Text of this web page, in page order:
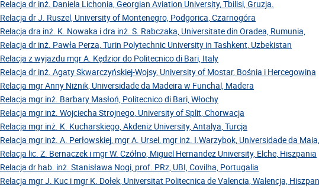
Relacja dr inż. Daniela Lichonia, Georgian Aviation University, Tbilisi, Gruzja.
Relacja dr J. Ruszel, University of Montenegro, Podgorica, Czarnogóra
Relacja dra inż. K. Nowaka i dra inż. S. Rabczaka, Universitate din Oradea, Rumunia,
Relacja dr inż. Pawła Perza, Turin Polytechnic University in Tashkent, Uzbekistan
Relacja z wyjazdu mgr A. Kędzior do Politecnico di Bari, Italy
Relacja dr inż. Agaty Skwarczyńskiej-Wojsy, University of Mostar, Bośnia i Hercegowina
Relacja mgr Anny Niżnik, Universidade da Madeira w Funchal, Madera
Relacja mgr inż. Barbary Masłoń, Politecnico di Bari, Włochy
Relacja mgr inż. Wojciecha Strojnego, University of Split, Chorwacja
Relacja mgr inż. K. Kucharskiego, Akdeniz University, Antalya, Turcja
Relacja mgr inż. A. Perłowskiej, mgr A. Ursel, mgr inż. I.Warzybok, Universidade da
Relacja lic. Z. Bernaczek i mgr W. Czółno, Miguel Hernandez University, Elche, Hiszpania
Relacja dr hab. inż. Stanisława Nogi, prof. PRz, UBI, Covilha, Portugalia
Relacja mgr J. Kuc i mgr K. Dołek, Universitat Politecnica de Valencia, Walencja,